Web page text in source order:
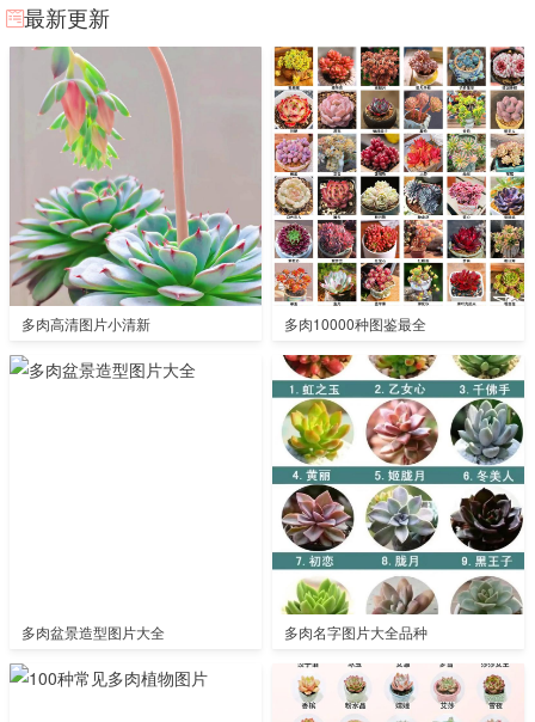
最新更新
多肉高清图片小清新 多肉10000种图鉴最全
多肉盆景造型图片大全 多肉名字图片大全品种